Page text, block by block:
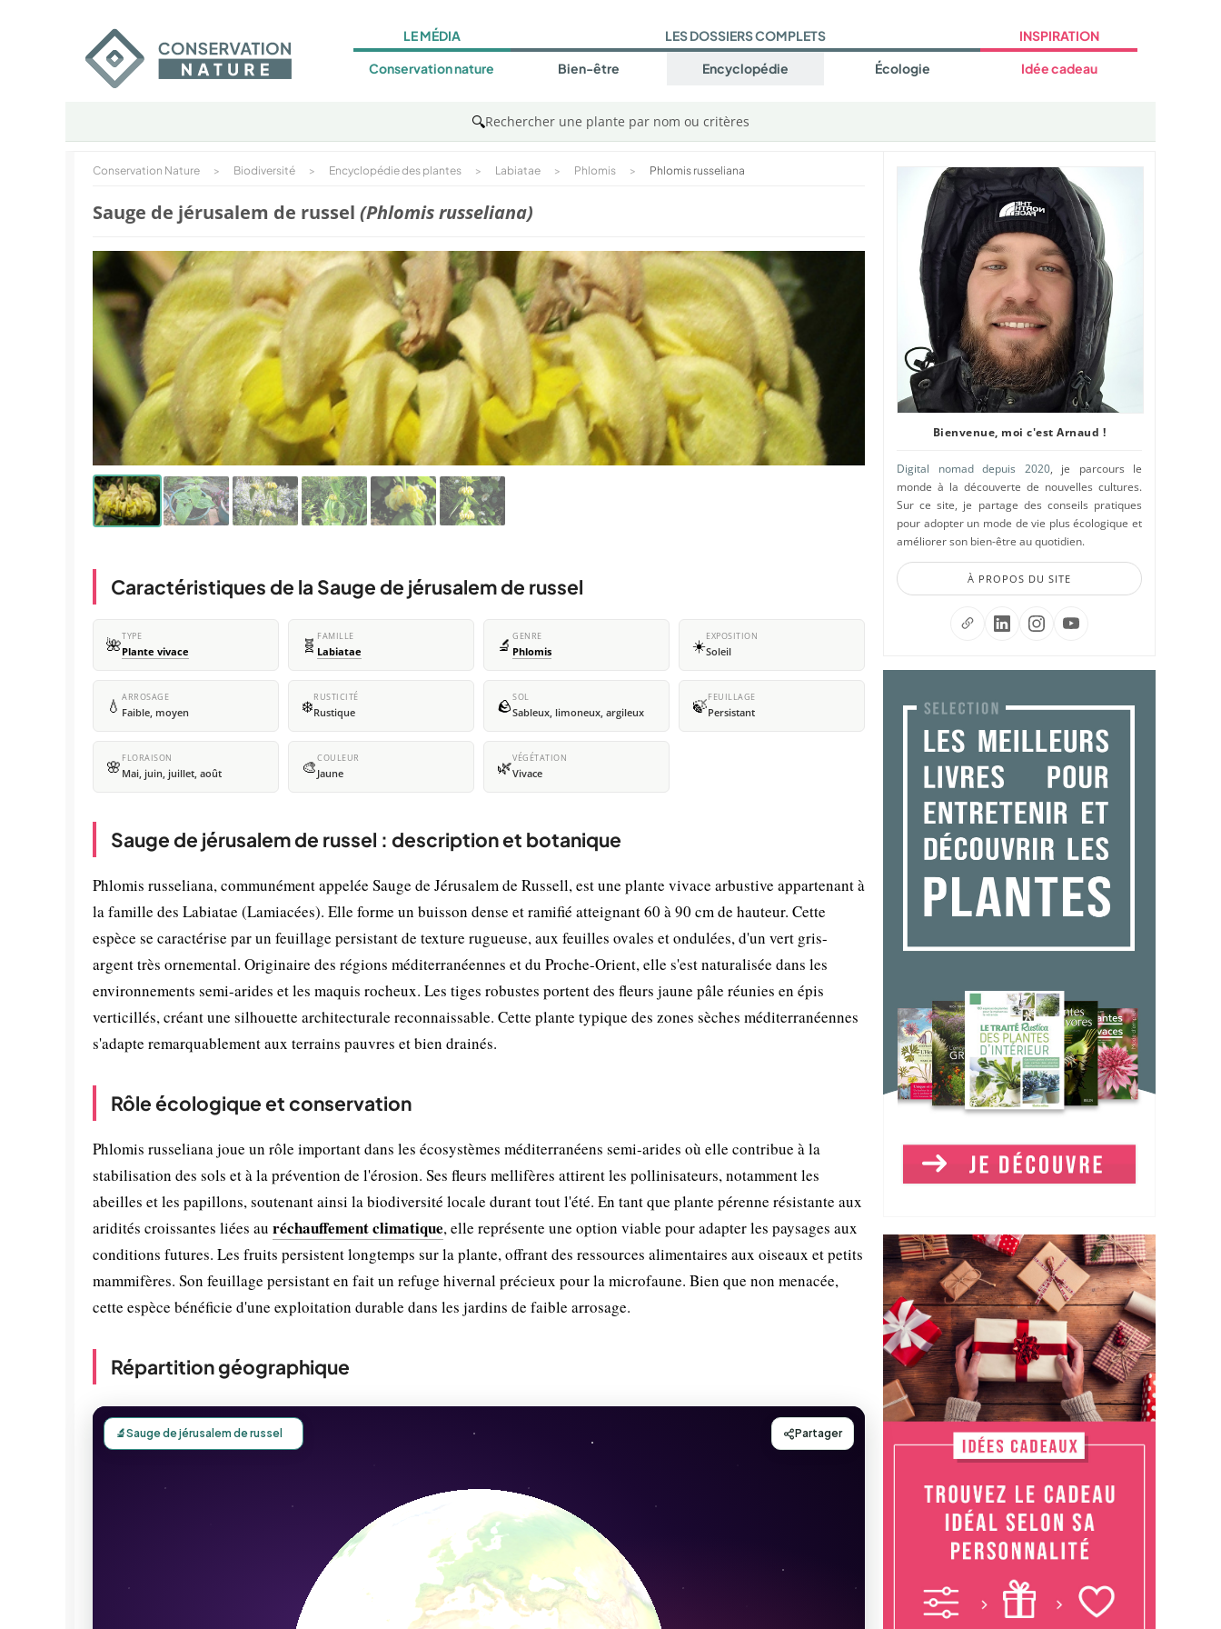
LE MÉDIA
Conservation nature
LES DOSSIERS COMPLETS
Bien-être Encyclopédie Écologie
INSPIRATION
Idée cadeau
🔍Rechercher une plante par nom ou critères
Conservation Nature > Biodiversité > Encyclopédie des plantes > Labiatae > Phlomis > Phlomis russeliana
Sauge de jérusalem de russel (Phlomis russeliana)
Caractéristiques de la Sauge de jérusalem de russel
🌺TYPE
Plante vivace 🧬 FAMILLE
Labiatae 🔬 GENRE
Phlomis ☀️EXPOSITION
Soleil
💧 ARROSAGE
Faible, moyen ❄️RUSTICITÉ
Rustique 🪨SOL
Sableux, limoneux, argileux 🍃FEUILLAGE
Persistant
🌸 FLORAISON
Mai, juin, juillet, août 🎨COULEUR
Jaune 🌿VÉGÉTATION
Vivace
Sauge de jérusalem de russel : description et botanique
Phlomis russeliana, communément appelée Sauge de Jérusalem de Russell, est une plante vivace arbustive appartenant à
la famille des Labiatae (Lamiacées). Elle forme un buisson dense et ramifié atteignant 60 à 90 cm de hauteur. Cette
espèce se caractérise par un feuillage persistant de texture rugueuse, aux feuilles ovales et ondulées, d'un vert gris-
argent très ornemental. Originaire des régions méditerranéennes et du Proche-Orient, elle s'est naturalisée dans les
environnements semi-arides et les maquis rocheux. Les tiges robustes portent des fleurs jaune pâle réunies en épis
verticillés, créant une silhouette architecturale reconnaissable. Cette plante typique des zones sèches méditerranéennes
s'adapte remarquablement aux terrains pauvres et bien drainés.
Rôle écologique et conservation
Phlomis russeliana joue un rôle important dans les écosystèmes méditerranéens semi-arides où elle contribue à la
stabilisation des sols et à la prévention de l'érosion. Ses fleurs mellifères attirent les pollinisateurs, notamment les
abeilles et les papillons, soutenant ainsi la biodiversité locale durant tout l'été. En tant que plante pérenne résistante aux
aridités croissantes liées au réchauffement climatique, elle représente une option viable pour adapter les paysages aux
conditions futures. Les fruits persistent longtemps sur la plante, offrant des ressources alimentaires aux oiseaux et petits
mammifères. Son feuillage persistant en fait un refuge hivernal précieux pour la microfaune. Bien que non menacée,
cette espèce bénéficie d'une exploitation durable dans les jardins de faible arrosage.
Répartition géographique
Bienvenue, moi c'est Arnaud !
Digital nomad depuis 2020, je parcours le
monde à la découverte de nouvelles cultures.
Sur ce site, je partage des conseils pratiques
pour adopter un mode de vie plus écologique et
améliorer son bien-être au quotidien.
À PROPOS DU SITE